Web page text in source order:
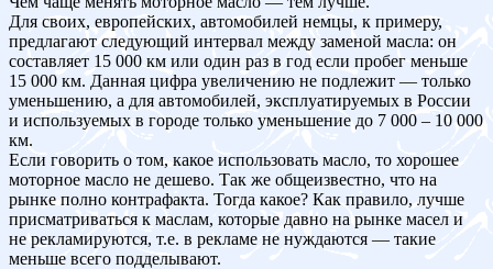
Для своих, европейских, автомобилей немцы, к примеру,
предлагают следующий интервал между заменой масла: он
составляет 15 000 км или один раз в год если пробег меньше
15 000 км. Данная цифра увеличению не подлежит — только
уменьшению, а для автомобилей, эксплуатируемых в России
и используемых в городе только уменьшение до 7 000 – 10 000
км.
Если говорить о том, какое использовать масло, то хорошее
моторное масло не дешево. Так же общеизвестно, что на
рынке полно контрафакта. Тогда какое? Как правило, лучше
присматриваться к маслам, которые давно на рынке масел и
не рекламируются, т.е. в рекламе не нуждаются — такие
меньше всего подделывают.